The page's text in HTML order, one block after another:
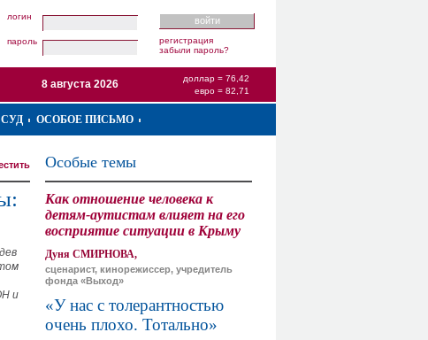
логин
пароль
регистрация
забыли пароль?
доллар = 76,42
евро = 82,71
8 августа 2026
СУД ОСОБОЕ ПИСЬМО
и
Особые темы
Как отношение человека к
детям-аутистам влияет на его
восприятие ситуации в Крыму
Дуня СМИРНОВА,
сценарист, кинорежиссер, учредитель
фонда «Выход»
«У нас с толерантностью
очень плохо. Тотально»